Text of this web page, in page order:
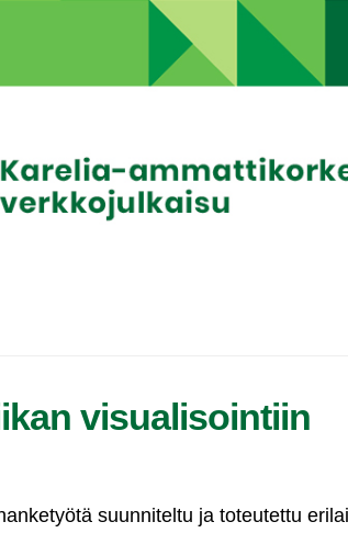
visualisointiin
suunniteltu ja toteutettu